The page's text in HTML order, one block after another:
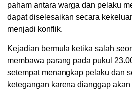
paham antara warga dan pelaku
dapat diselesaikan secara
menjadi konflik.
Kejadian bermula ketika salah
membawa parang pada pukul
setempat menangkap pelaku dan
ketegangan karena dianggap